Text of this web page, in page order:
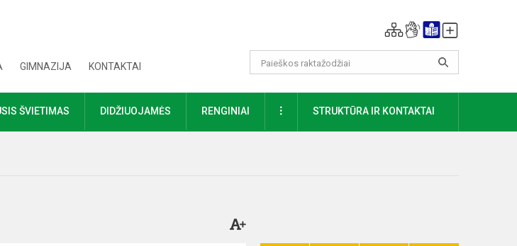
GIMNAZIJA KONTAKTAI
ŠVIETIMAS DIDŽIUOJAMĖS RENGINIAI DAUGIAUSTRUKTŪRA IR KONTAKTAI